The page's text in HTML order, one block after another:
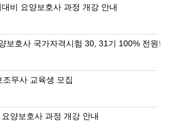
비 요양보호사 과정 개강 안내
보호사 국가자격시험 30, 31기 100% 전원합
무사 교육생 모집
양보호사 과정 개강 안내